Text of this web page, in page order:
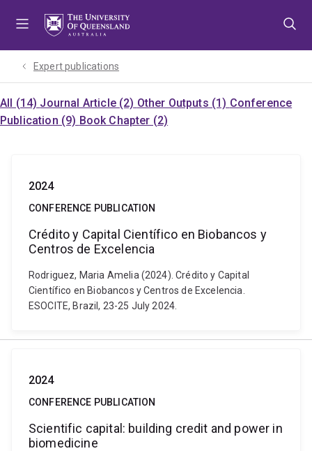
Expert publications
All (14) Journal Article (2) Other Outputs (1) Conference
Publication (9) Book Chapter (2)
2024
CONFERENCE PUBLICATION
Crédito y Capital Científico en Biobancos y
Centros de Excelencia
Rodriguez, Maria Amelia (2024). Crédito y Capital
Científico en Biobancos y Centros de Excelencia.
ESOCITE, Brazil, 23-25 July 2024.
2024
CONFERENCE PUBLICATION
Scientific capital: building credit and power in
biomedicine